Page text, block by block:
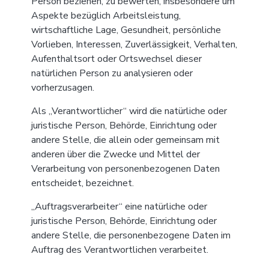
Aspekte bezüglich Arbeitsleistung,
wirtschaftliche Lage, Gesundheit, persönliche
Vorlieben, Interessen, Zuverlässigkeit, Verhalten,
Aufenthaltsort oder Ortswechsel dieser
natürlichen Person zu analysieren oder
vorherzusagen.
Als „Verantwortlicher“ wird die natürliche oder
juristische Person, Behörde, Einrichtung oder
andere Stelle, die allein oder gemeinsam mit
anderen über die Zwecke und Mittel der
Verarbeitung von personenbezogenen Daten
entscheidet, bezeichnet.
„Auftragsverarbeiter“ eine natürliche oder
juristische Person, Behörde, Einrichtung oder
andere Stelle, die personenbezogene Daten im
Auftrag des Verantwortlichen verarbeitet.